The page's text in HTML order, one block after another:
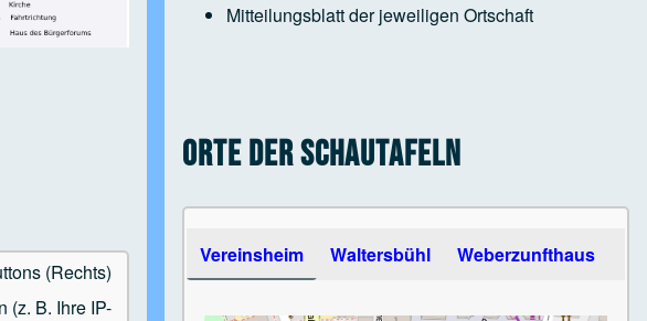
(Rechts)
(z. B. Ihre IP-
Mitteilungsblatt der jeweiligen Ortschaft
Orte der Schautafeln
Use the arrow keys to navigate between tabs
Vereinsheim Waltersbühl Weberzunfthaus